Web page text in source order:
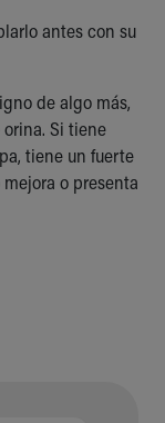
antes con su
de algo más,
Si tiene
tiene un fuerte
o presenta